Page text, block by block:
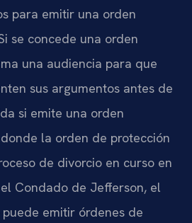
para emitir una orden
se concede una orden
una audiencia para que
sus argumentos antes de
si emite una orden
la orden de protección
de divorcio en curso en
Condado de Jefferson, el
emitir órdenes de